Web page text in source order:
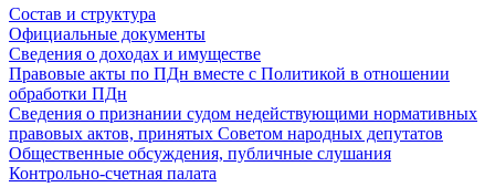
Состав и структура
Официальные документы
Сведения о доходах и имуществе
Правовые акты по ПДн вместе с Политикой в отношении
обработки ПДн
Сведения о признании судом недействующими нормативных
правовых актов, принятых Советом народных депутатов
Общественные обсуждения, публичные слушания
Контрольно-счетная палата